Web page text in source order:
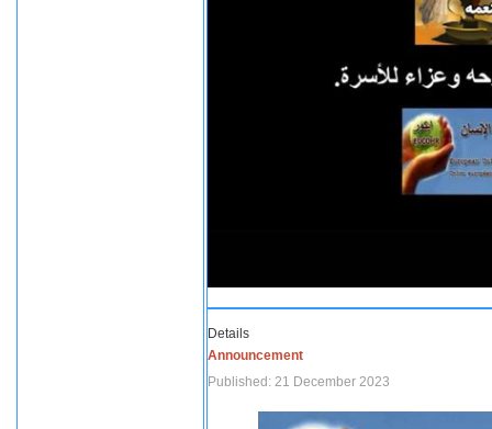
Details
Announcement
Published: 21 December 2023